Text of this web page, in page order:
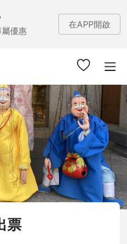
優惠
在APP開啟
票